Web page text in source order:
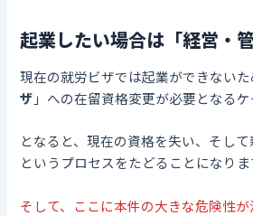
起業したい場合は「経営・
現在の就労ビザでは起業ができない
ザ 」への在留資格変更が必要となるケ
となると、現在の資格を失い、そして
というプロセスをたどることになりま
そして、ここに本件の大きな危険性が